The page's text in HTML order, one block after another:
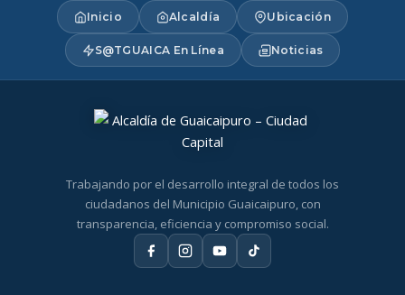
Inicio Alcaldía Ubicación
S@TGUAICA En Línea Noticias
Trabajando por el desarrollo integral de todos los
ciudadanos del Municipio Guaicaipuro, con
transparencia, eficiencia y compromiso social.